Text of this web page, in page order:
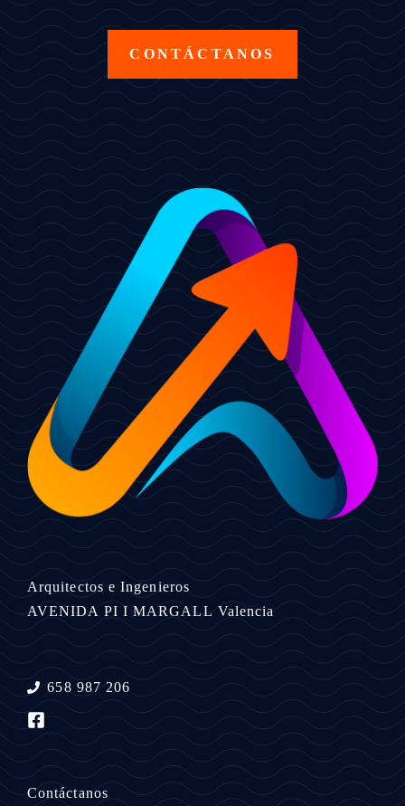
CONTÁCTANOS
Arquitectos e Ingenieros
AVENIDA PI I MARGALL Valencia
658 987 206
Contáctanos